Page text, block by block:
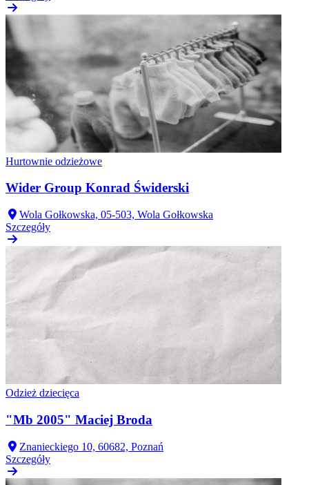
Hurtownie odzieżowe
Wider Group Konrad Świderski
Wola Gołkowska, 05-503, Wola Gołkowska
Szczegóły
Odzież dziecięca
"Mb 2005" Maciej Broda
Znanieckiego 10, 60682, Poznań
Szczegóły